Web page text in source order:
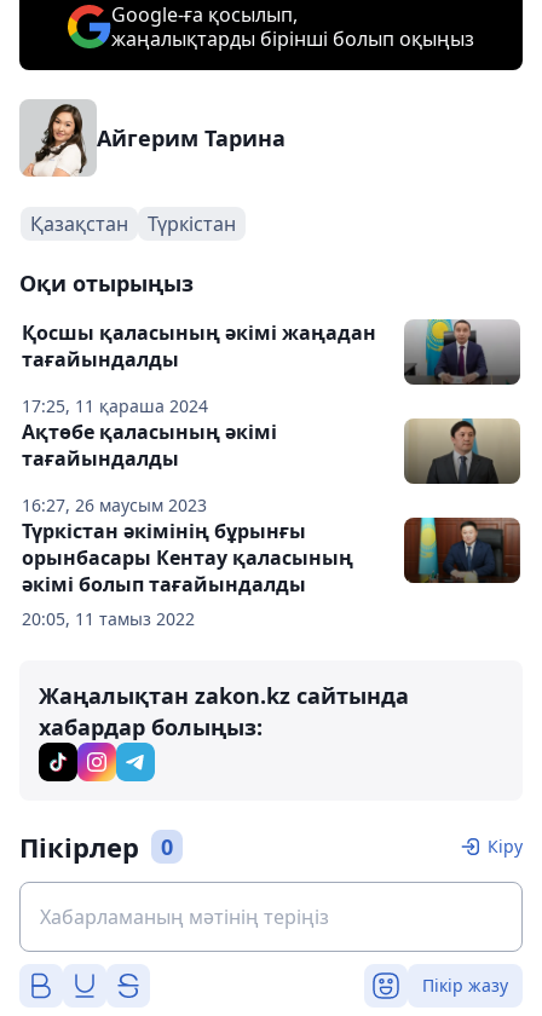
Google-ға қосылып,
жаңалықтарды бірінші болып оқыңыз
Айгерим Тарина
Қазақстан Түркістан
Оқи отырыңыз
17:25, 11 қараша 2024
Қосшы қаласының әкімі жаңадан
тағайындалды
16:27, 26 маусым 2023
Ақтөбе қаласының әкімі
тағайындалды
20:05, 11 тамыз 2022
Түркістан әкімінің бұрынғы
орынбасары Кентау қаласының
әкімі болып тағайындалды
Жаңалықтан zakon.kz сайтында
хабардар болыңыз:
Пікірлер 0 Кіру
Пікір жазу